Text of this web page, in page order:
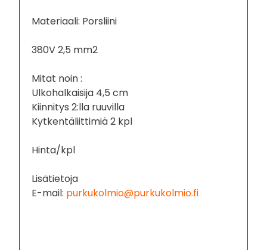
Materiaali: Porsliini
380V 2,5 mm2
Mitat noin :
Ulkohalkaisija 4,5 cm
Kiinnitys 2:lla ruuvilla
Kytkentäliittimiä 2 kpl
Hinta/kpl
Lisätietoja
E-mail: purkukolmio@purkukolmio.fi